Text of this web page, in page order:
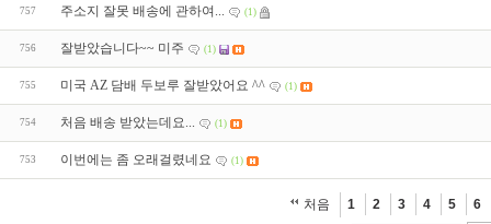
757 주소지 잘못 배송에 관하여... (1)
756 잘받았습니다~~ 미주 (1)
755 미국 AZ 담배 두보루 잘받았어요 ^^ (1)
754 처음 배송 받았는데요... (1)
753 이번에는 좀 오래걸렸네요 (1)
처음 1 2 3 4 5 6